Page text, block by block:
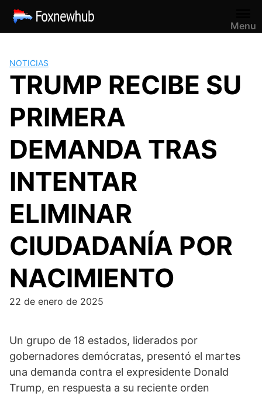
Saltar
contenido
Menu
NOTICIAS
TRUMP RECIBE SU
PRIMERA
DEMANDA TRAS
INTENTAR
ELIMINAR
CIUDADANÍA POR
NACIMIENTO
22 de enero de 2025
Un grupo de 18 estados, liderados por
gobernadores demócratas, presentó el martes
una demanda contra el expresidente Donald
Trump, en respuesta a su reciente orden